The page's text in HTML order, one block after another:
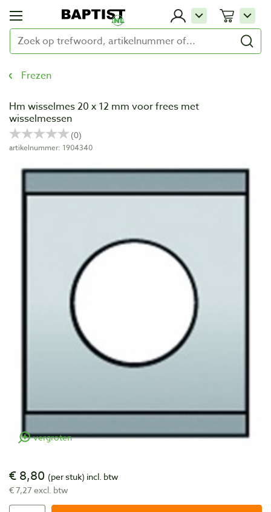
Frezen
Hm wisselmes 20 x 12 mm voor frees met
wisselmessen
artikelnummer: 1904340
vergroten
€ 8,80 (per stuk) incl. btw
€ 7,27 excl. btw